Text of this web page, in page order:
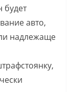
будет
авто,
надлежаще